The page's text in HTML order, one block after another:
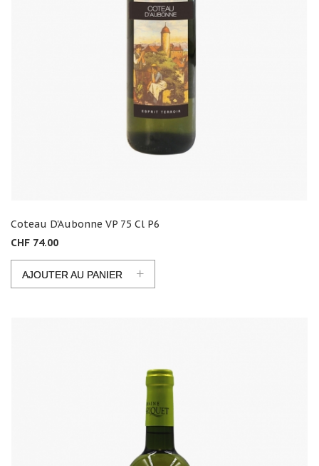
Coteau D'Aubonne VP 75 Cl P6
CHF 74.00
AJOUTER AU PANIER +